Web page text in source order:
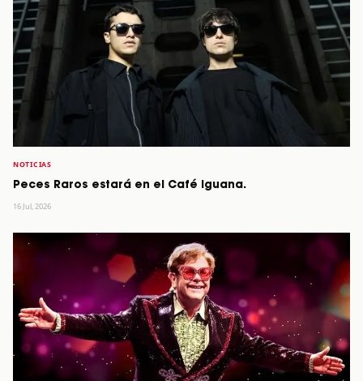
NOTICIAS
Peces Raros estará en el Café Iguana.
16 Jul, 2026